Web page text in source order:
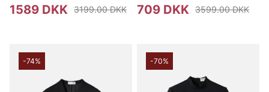
1589 DKK 3199.00 DKK 709 DKK 3599.00 DKK
-74% -70%